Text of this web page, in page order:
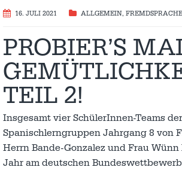
16. JULI 2021 ALLGEMEIN,
PROBIER’S
TEIL 2!
Insgesamt vier SchülerInnen-Teams der
Spanischlerngruppen Jahrgang 8 von
Herrn Bande-Gonzalez und Frau
Jahr am deutschen